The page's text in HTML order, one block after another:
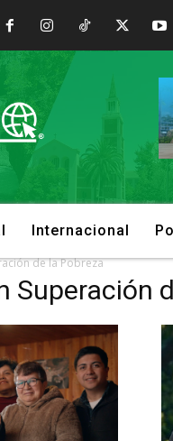
Internacional
de la Pobreza
Superación